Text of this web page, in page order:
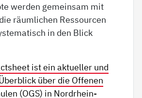
werden gemeinsam mit
räumlichen Ressourcen
in den Blick
ist ein aktueller und
über die Offenen
(OGS) in Nordrhein-